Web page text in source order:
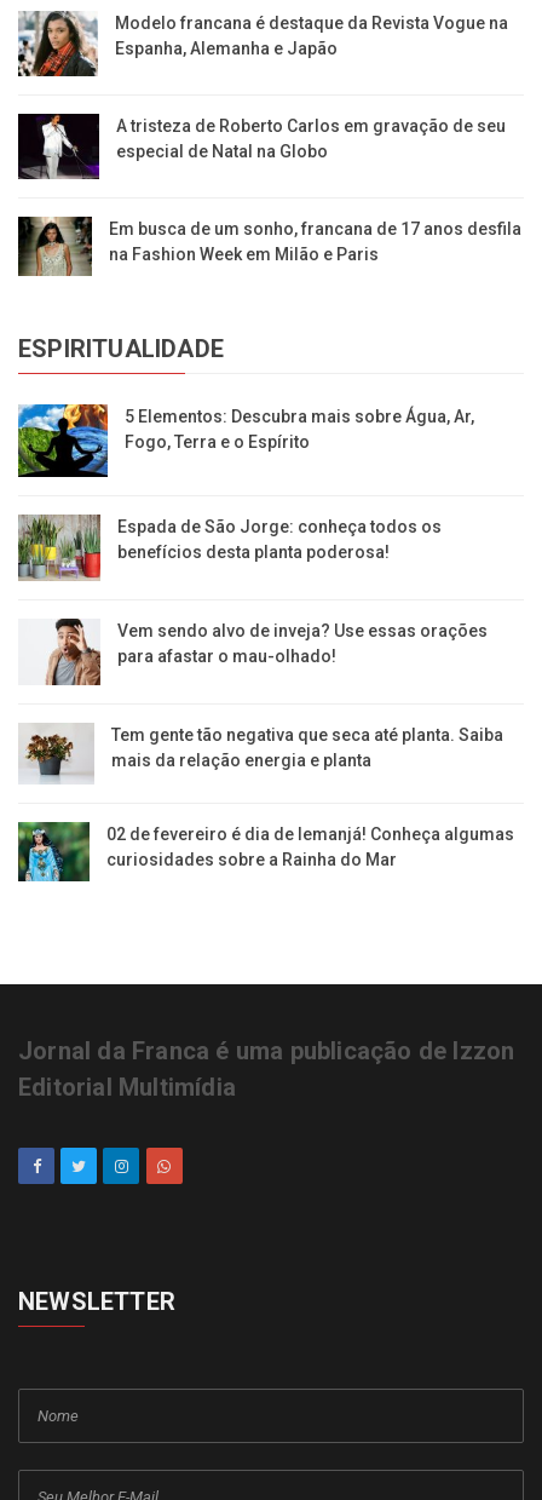
Modelo francana é destaque da Revista Vogue na
Espanha, Alemanha e Japão
A tristeza de Roberto Carlos em gravação de seu
especial de Natal na Globo
Em busca de um sonho, francana de 17 anos desfila
na Fashion Week em Milão e Paris
ESPIRITUALIDADE
5 Elementos: Descubra mais sobre Água, Ar,
Fogo, Terra e o Espírito
Espada de São Jorge: conheça todos os
benefícios desta planta poderosa!
Vem sendo alvo de inveja? Use essas orações
para afastar o mau-olhado!
Tem gente tão negativa que seca até planta. Saiba
mais da relação energia e planta
02 de fevereiro é dia de Iemanjá! Conheça algumas
curiosidades sobre a Rainha do Mar
Jornal da Franca é uma publicação de Izzon
Editorial Multimídia
NEWSLETTER